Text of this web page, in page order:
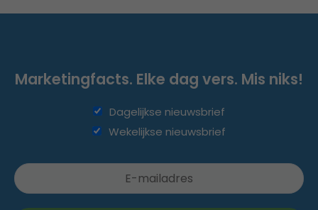
Marketingfacts. Elke dag vers. Mis niks!
Dagelijkse nieuwsbrief
Wekelijkse nieuwsbrief